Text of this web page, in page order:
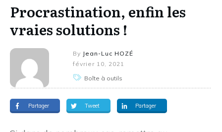
Procrastination, enfin les
vraies solutions !
By Jean-Luc HOZÉ
février 10, 2021
Boîte à outils
Partager Tweet Partager